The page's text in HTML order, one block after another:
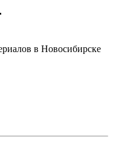
в Новосибирске